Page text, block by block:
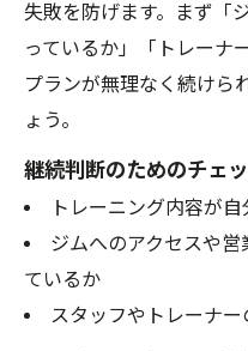
失敗を防げます。まず「
っているか」「トレーナ
プランが無理なく続けら
ょう。
継続判断のためのチェ
トレーニング内容が
ジムへのアクセスや
ているか
スタッフやトレーナ